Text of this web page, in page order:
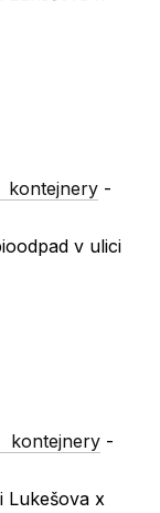
kontejnery -
v ulici
kontejnery -
Lukešova x